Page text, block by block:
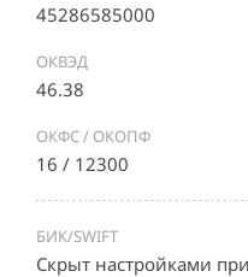
45286585000
ОКВЭД
46.38
ОКФС / ОКОПФ
16 / 12300
БИК/SWIFT
Скрыт настройками